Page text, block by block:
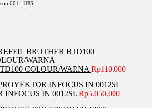
001 UPS
COLOUR/WARNA Rp110.000
INFOCUS IN 0012SL Rp5.050.000